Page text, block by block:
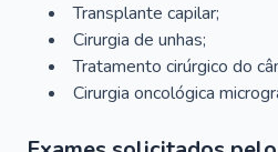
Transplante capilar;
Cirurgia de unhas;
Tratamento cirúrgico do
Cirurgia oncológica